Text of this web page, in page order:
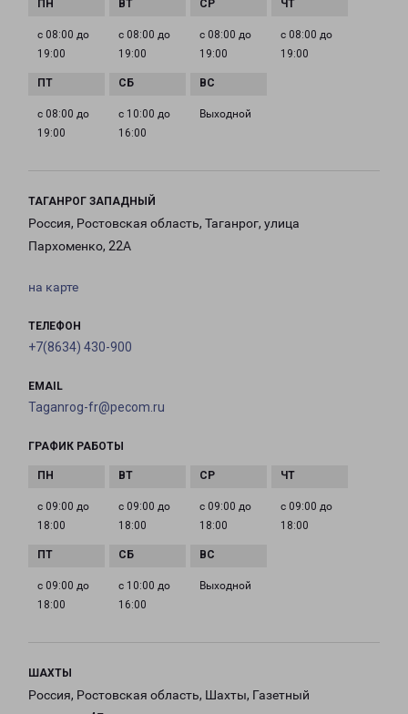
с 08:00 до
19:00
с 08:00 до
19:00
с 08:00 до
19:00
с 08:00 до
19:00
с 08:00 до
19:00
с 10:00 до
16:00
Выходной
ТАГАНРОГ ЗАПАДНЫЙ
Россия, Ростовская область, Таганрог, улица
Пархоменко, 22А
на карте
ТЕЛЕФОН
+7(8634) 430-900
EMAIL
Taganrog-fr@pecom.ru
ГРАФИК РАБОТЫ
с 09:00 до
18:00
с 09:00 до
18:00
с 09:00 до
18:00
с 09:00 до
18:00
с 09:00 до
18:00
с 10:00 до
16:00
Выходной
ШАХТЫ
Россия, Ростовская область, Шахты, Газетный